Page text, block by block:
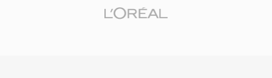
Audacity gibi üçüncü taraf araçlar da bunu